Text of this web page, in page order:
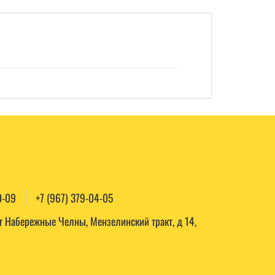
09
+7 (967) 379-04-05
г Набережные Челны, Мензелинский тракт, д 14,